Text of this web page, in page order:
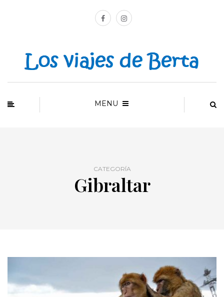
MENU
CATEGORÍA
Gibraltar